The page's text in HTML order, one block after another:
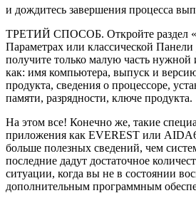
и дождитесь завершения процесса
ТРЕТИЙ СПОСОБ. Откройте раздел
Параметрах или классической Панели
получите только малую часть
как: имя компьютера, выпуск и
продукта, сведения о процессоре,
памяти, разрядности, ключе продукта.
На этом все! Конечно же, такие
приложения как EVEREST или
больше полезных сведений, чем
последние дадут достаточное
ситуации, когда вы не в состоянии
дополнительным программным